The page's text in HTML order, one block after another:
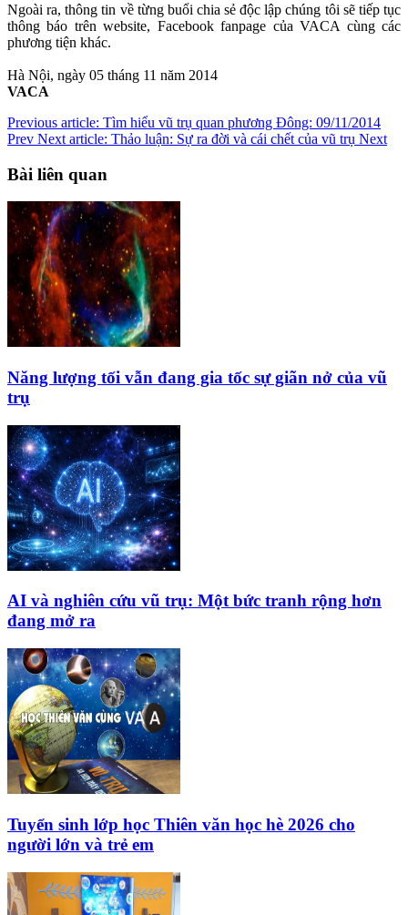
Ngoài ra, thông tin về từng buổi chia sẻ độc lập chúng tôi sẽ tiếp tục
thông báo trên website, Facebook fanpage của VACA cùng các
phương tiện khác.
Hà Nội, ngày 05 tháng 11 năm 2014
VACA
Previous article: Tìm hiểu vũ trụ quan phương Đông: 09/11/2014
Prev Next article: Thảo luận: Sự ra đời và cái chết của vũ trụ Next
Bài liên quan
Năng lượng tối vẫn đang gia tốc sự giãn nở của vũ
trụ
AI và nghiên cứu vũ trụ: Một bức tranh rộng hơn
đang mở ra
Tuyển sinh lớp học Thiên văn học hè 2026 cho
người lớn và trẻ em